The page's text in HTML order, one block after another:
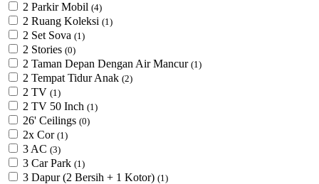
2 Parkir Mobil (4)
2 Ruang Koleksi (1)
2 Set Sova (1)
2 Stories (0)
2 Taman Depan Dengan Air Mancur (1)
2 Tempat Tidur Anak (2)
2 TV (1)
2 TV 50 Inch (1)
26' Ceilings (0)
2x Cor (1)
3 AC (3)
3 Car Park (1)
3 Dapur (2 Bersih + 1 Kotor) (1)